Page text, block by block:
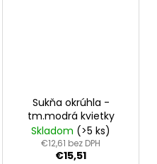
Sukňa okrúhla -
tm.modrá kvietky
Skladom (>5 ks)
€12,61 bez DPH
€15,51